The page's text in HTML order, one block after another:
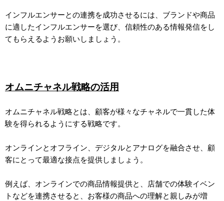
インフルエンサーとの連携を成功させるには、ブランドや商品
に適したインフルエンサーを選び、信頼性のある情報発信をし
てもらえるようお願いしましょう。
オムニチャネル戦略の活用
オムニチャネル戦略とは、顧客が様々なチャネルで一貫した体
験を得られるようにする戦略です。
オンラインとオフライン、デジタルとアナログを融合させ、顧
客にとって最適な接点を提供しましょう。
例えば、オンラインでの商品情報提供と、店舗での体験イベン
トなどを連携させると、お客様の商品への理解と親しみが増